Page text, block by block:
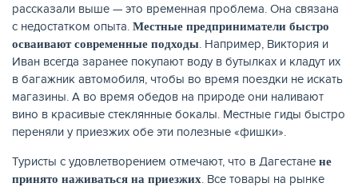
рассказали выше — это временная проблема. Она связана
с недостатком опыта. Местные предприниматели быстро
осваивают современные подходы. Например, Виктория и
Иван всегда заранее покупают воду в бутылках и кладут их
в багажник автомобиля, чтобы во время поездки не искать
магазины. А во время обедов на природе они наливают
вино в красивые стеклянные бокалы. Местные гиды быстро
переняли у приезжих обе эти полезные «фишки».
Туристы с удовлетворением отмечают, что в Дагестане не
принято наживаться на приезжих. Все товары на рынке